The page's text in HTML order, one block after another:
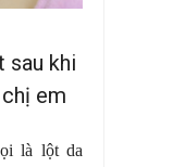
sau khi
em
là lột da